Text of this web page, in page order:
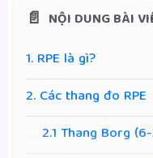
NỘI DUNG BÀI
1. RPE là gì?
2. Các thang đo RPE
2.1 Thang Borg